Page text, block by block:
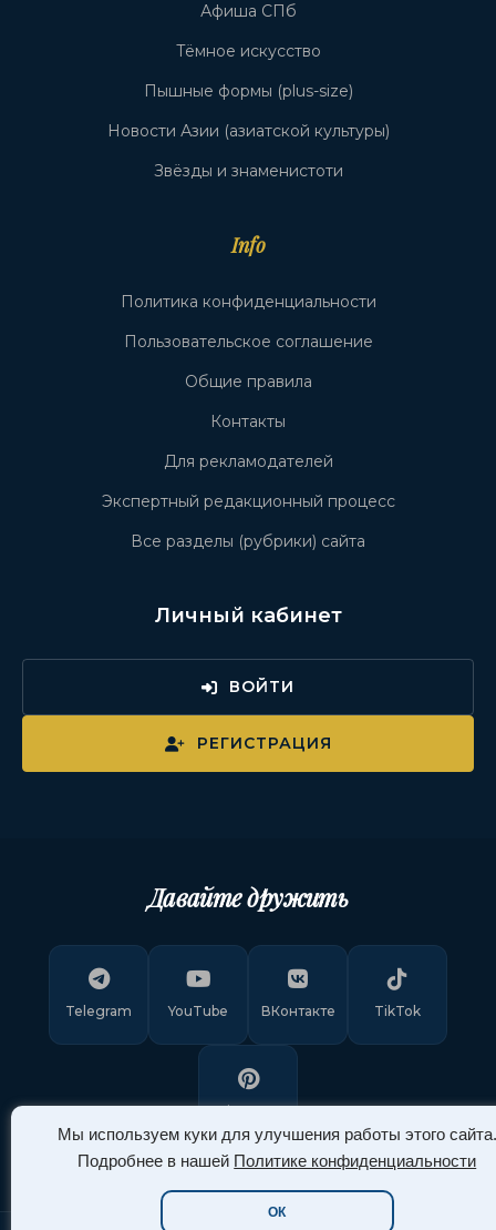
Мы используем куки для улучшения работы этого сайта.
Подробнее в нашей Политике конфиденциальности
ОК
Афиша СПб
Тёмное искусство
Пышные формы (plus-size)
Новости Азии (азиатской культуры)
Звёзды и знаменистоти
Info
Политика конфиденциальности
Пользовательское соглашение
Общие правила
Контакты
Для рекламодателей
Экспертный редакционный процесс
Все разделы (рубрики) сайта
Личный кабинет
ВОЙТИ
РЕГИСТРАЦИЯ
Давайте дружить
Telegram YouTube ВКонтакте TikTok
Pinterest